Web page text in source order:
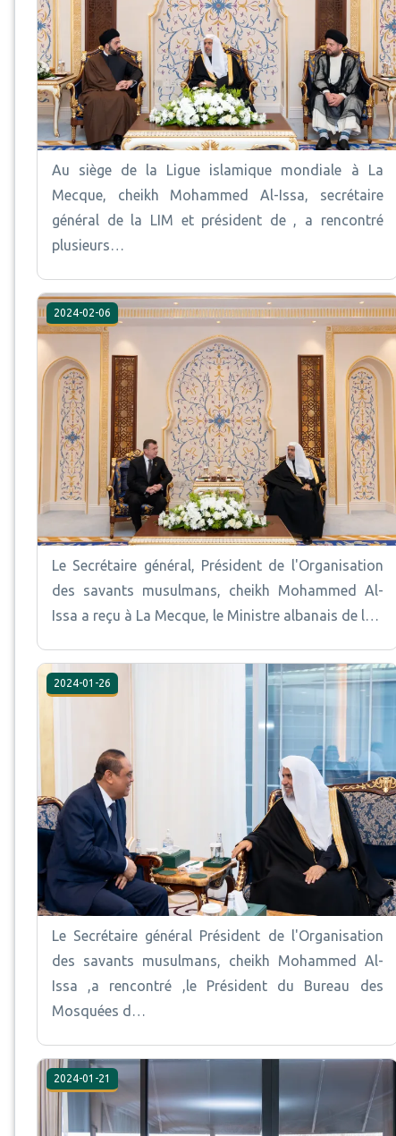
Au siège de la Ligue islamique mondiale à La
Mecque, cheikh Mohammed Al-Issa, secrétaire
général de la LIM et président de , a rencontré
plusieurs…
2024-02-06
Le Secrétaire général, Président de l'Organisation
des savants musulmans, cheikh Mohammed Al-
Issa a reçu à La Mecque, le Ministre albanais de l…
2024-01-26
Le Secrétaire général Président de l'Organisation
des savants musulmans, cheikh Mohammed Al-
Issa ,a rencontré ,le Président du Bureau des
Mosquées d…
2024-01-21